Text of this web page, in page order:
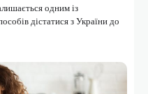
одним із
дістатися з України до